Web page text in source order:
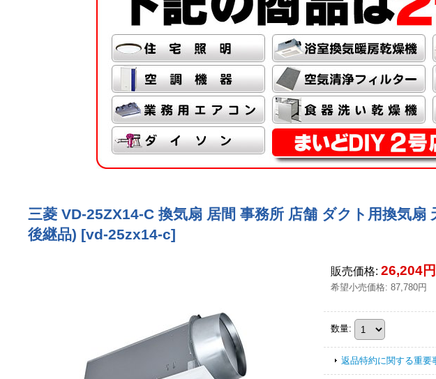
三菱 VD-25ZX14-C 換気扇 居間 事務所 店舗 ダクト用換気
後継品) [vd-25zx14-c]
販売価格: 26,204円
希望小売価格: 87,780円
数量:
返品特約に関する重要